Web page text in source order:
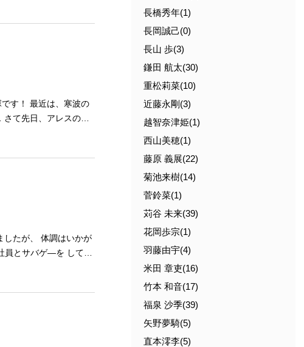
長橋秀年(1)
長岡誠己(0)
長山 歩(3)
鎌田 航太(30)
重松莉菜(10)
近藤永剛(3)
越智奈津姫(1)
西山美穂(1)
藤原 義展(22)
菊池来樹(14)
菅鈴菜(1)
苅谷 未来(39)
花岡歩宗(1)
羽藤由宇(4)
米田 章吏(16)
竹本 和音(17)
福泉 沙季(39)
矢野夢騎(5)
直本澪李(5)